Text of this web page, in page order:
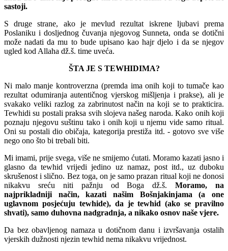
sastoji.
S druge strane, ako je mevlud rezultat iskrene ljubavi prema
Poslaniku i dosljednog čuvanja njegovog Sunneta, onda se dotični
može nadati da mu to bude upisano kao hajr djelo i da se njegov
ugled kod Allaha dž.š. time uveća.
ŠTA JE S TEWHIDIMA?
Ni malo manje kontroverzna (premda ima onih koji to tumače kao
rezultat odumiranja autentičnog vjerskog mišljenja i prakse), ali je
svakako veliki razlog za zabrinutost način na koji se to prakticira.
Tewhidi su postali praksa svih slojeva našeg naroda. Kako onih koji
poznaju njegovu suštinu tako i onih koji u njemu vide samo ritual.
Oni su postali dio običaja, kategorija prestiža itd. - gotovo sve više
nego ono što bi trebali biti.
Mi imami, prije svega, više ne smijemo ćutati. Moramo kazati jasno i
glasno da tewhid vrijedi jedino uz namaz, post itd., uz duboku
skrušenost i slično. Bez toga, on je samo prazan ritual koji ne donosi
nikakvu sreću niti pažnju od Boga dž.š.Moramo, na
najprikladniji način, kazati našim Bošnjakinjama (a one
uglavnom posjećuju tewhide), da je tewhid (ako se pravilno
shvati), samo duhovna nadgradnja, a nikako osnov naše vjere.
Da bez obavljenog namaza u dotičnom danu i izvršavanja ostalih
vjerskih dužnosti njezin tewhid nema nikakvu vrijednost.